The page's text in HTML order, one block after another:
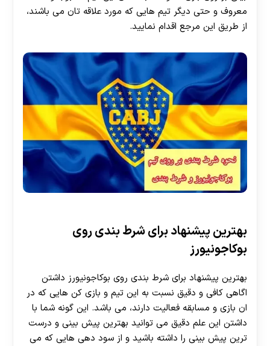
معروف و حتی دیگر تیم هایی که مورد علاقه تان می باشند،
از طریق این مرجع اقدام نمایید.
بهترین پیشنهاد برای شرط بندی روی
بوکاجونیورز
بهترین پیشنهاد برای شرط بندی روی بوکاجونیورز داشتن
اگاهی کافی و دقیق نسبت به این تیم و بازی کن هایی که در
ان بازی و مسابقه فعالیت دارند، می باشد. این گونه شما با
داشتن این علم دقیق می توانید بهترین پیش بینی و درست
ترین پیش بینی را داشته باشید و از سود دهی هایی که می